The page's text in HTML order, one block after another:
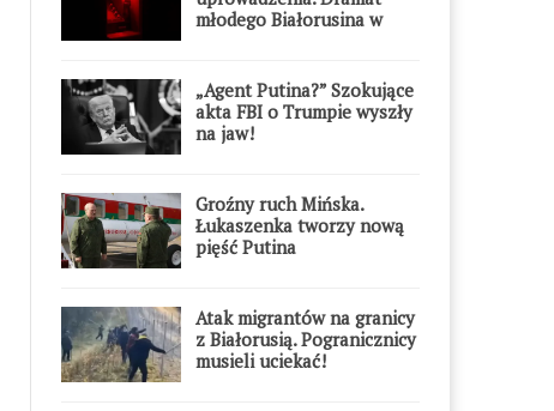
młodego Białorusina w
„Agent Putina?” Szokujące
akta FBI o Trumpie wyszły
na jaw!
Groźny ruch Mińska.
Łukaszenka tworzy nową
pięść Putina
Atak migrantów na granicy
z Białorusią. Pogranicznicy
musieli uciekać!